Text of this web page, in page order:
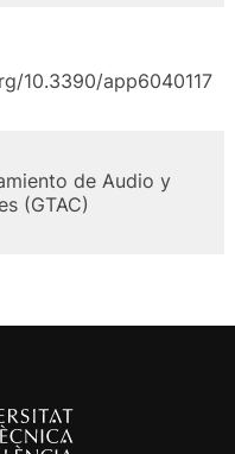
10.3390/app6040117
de Audio y
(GTAC)